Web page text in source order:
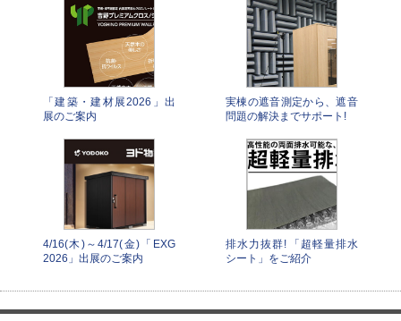
「建築・建材展2026」出
展のご案内
実棟の遮音測定から、遮音
問題の解決までサポート!
4/16(木)～4/17(金)「EXG
2026」出展のご案内
排水力抜群! 「超軽量排水
シート」をご紹介